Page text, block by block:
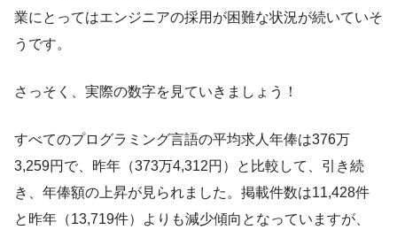
業にとってはエンジニアの採用が困難な状況が続いていそ
うです。
さっそく、実際の数字を見ていきましょう！
すべてのプログラミング言語の平均求人年俸は376万
3,259円で、昨年（373万4,312円）と比較して、引き続
き、年俸額の上昇が見られました。掲載件数は11,428件
と昨年（13,719件）よりも減少傾向となっていますが、